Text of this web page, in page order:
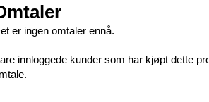
er ingen omtaler ennå.
innloggede kunder som har kjøpt dette